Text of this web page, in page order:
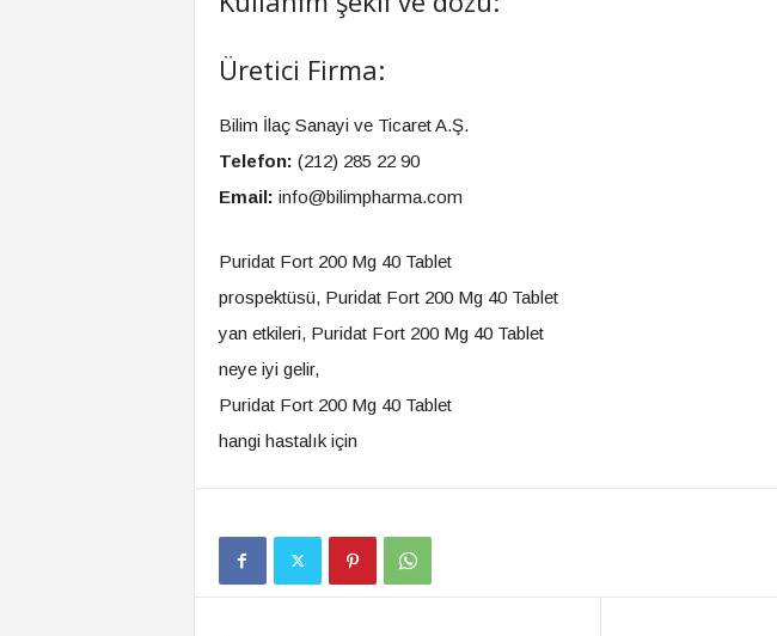
Üretici Firma:
Bilim İlaç Sanayi ve Ticaret A.Ş.
Telefon: (212) 285 22 90
Email: info@bilimpharma.com
Puridat Fort 200 Mg 40 Tablet
prospektüsü, Puridat Fort 200 Mg 40 Tablet
yan etkileri, Puridat Fort 200 Mg 40 Tablet
neye iyi gelir,
Puridat Fort 200 Mg 40 Tablet
hangi hastalık için